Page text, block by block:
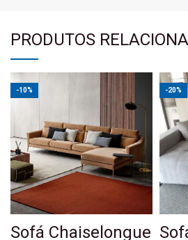
PRODUTOS
-10%
Sofá Chaiselongue
-20%